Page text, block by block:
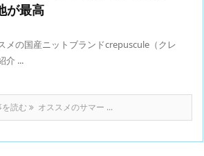
が最高
メの国産ニットブランドcrepuscule（クレ
介 ...
読む オススメのサマー ...